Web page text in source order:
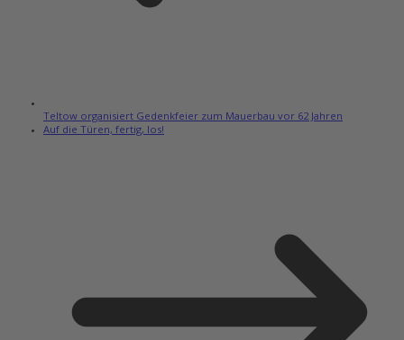
Teltow organisiert Gedenkfeier zum Mauerbau vor 62 Jahren
Auf die Türen, fertig, los!